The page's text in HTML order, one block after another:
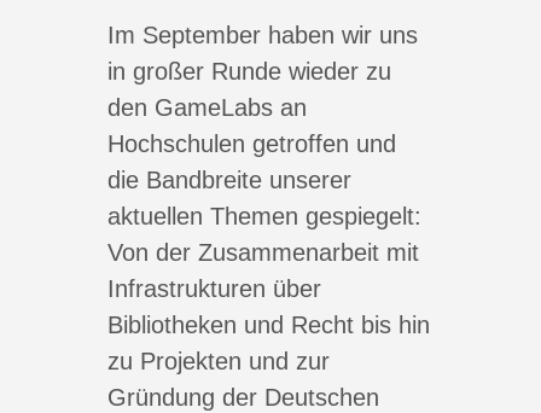
Im September haben wir uns
in großer Runde wieder zu
den GameLabs an
Hochschulen getroffen und
die Bandbreite unserer
aktuellen Themen gespiegelt:
Von der Zusammenarbeit mit
Infrastrukturen über
Bibliotheken und Recht bis hin
zu Projekten und zur
Gründung der Deutschen